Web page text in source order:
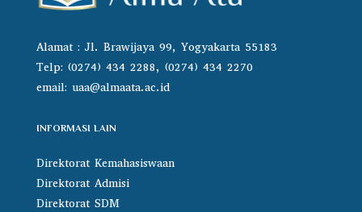
Alamat : Jl. Brawijaya 99, Yogyakarta 55183
Telp: (0274) 434 2288, (0274) 434 2270
email: uaa@almaata.ac.id
INFORMASI LAIN
Direktorat Kemahasiswaan
Direktorat Admisi
Direktorat SDM